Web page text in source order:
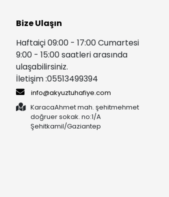
Bize Ulaşın
Haftaiçi 09:00 - 17:00 Cumartesi
9:00 - 15:00 saatleri arasında
ulaşabilirsiniz.
İletişim :05513499394
info@akyuztuhafiye.com
KaracaAhmet mah. şehitmehmet
doğruer sokak. no:1/A
Şehitkamil/Gaziantep